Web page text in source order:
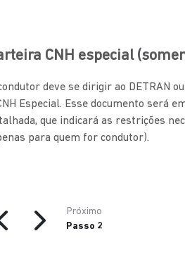
CNH especial
deve se dirigir ao DETRAN
Especial. Esse documento será
que indicará as restrições
para quem for condutor).
Próximo
Passo 2